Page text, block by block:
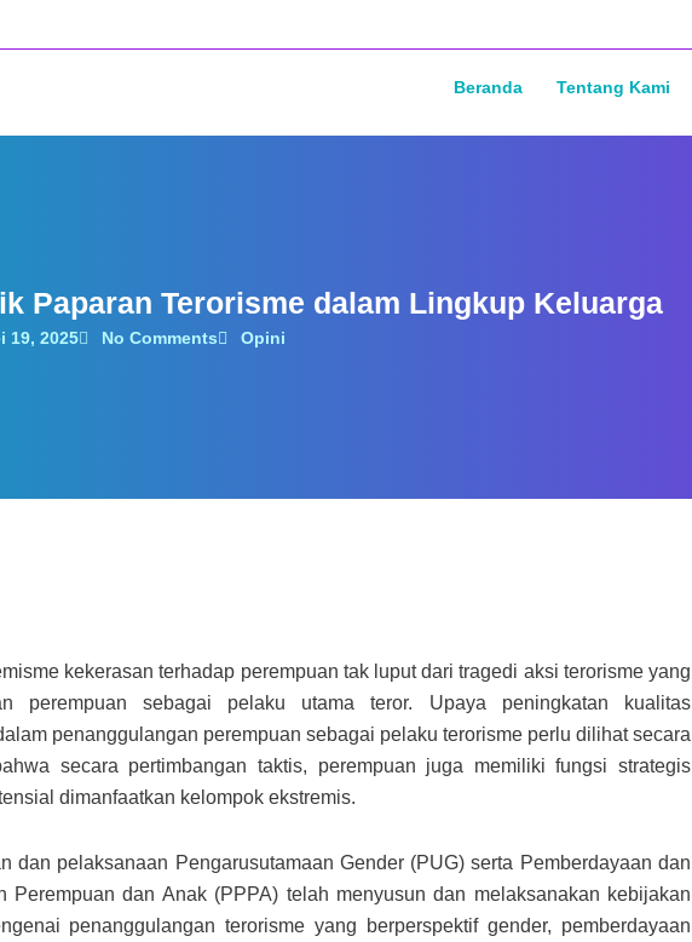
Beranda
Tentang Kami
Paparan Terorisme dalam Lingkup Keluarga
19, 2025 No Comments Opini
kekerasan terhadap perempuan tak luput dari tragedi aksi terorisme yang
perempuan sebagai pelaku utama teror. Upaya peningkatan kualitas
penanggulangan perempuan sebagai pelaku terorisme perlu dilihat secara
secara pertimbangan taktis, perempuan juga memiliki fungsi strategis
dimanfaatkan kelompok ekstremis.
dan pelaksanaan Pengarusutamaan Gender (PUG) serta Pemberdayaan dan
Perempuan dan Anak (PPPA) telah menyusun dan melaksanakan kebijakan
penanggulangan terorisme yang berperspektif gender, pemberdayaan